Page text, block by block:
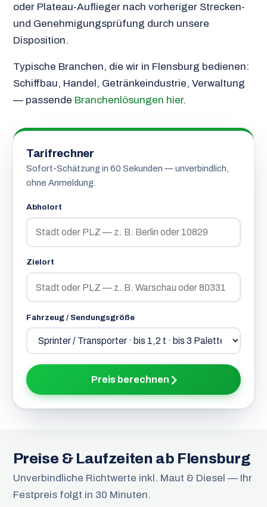
oder Plateau-Auflieger nach vorheriger Strecken-
und Genehmigungsprüfung durch unsere
Disposition.
Typische Branchen, die wir in Flensburg bedienen:
Schiffbau, Handel, Getränkeindustrie, Verwaltung
— passende Branchenlösungen hier.
Tarifrechner
Sofort-Schätzung in 60 Sekunden — unverbindlich,
ohne Anmeldung.
Abholort
Zielort
Fahrzeug / Sendungsgröße
Preis berechnen
Preise & Laufzeiten ab Flensburg
Unverbindliche Richtwerte inkl. Maut & Diesel — Ihr
Festpreis folgt in 30 Minuten.